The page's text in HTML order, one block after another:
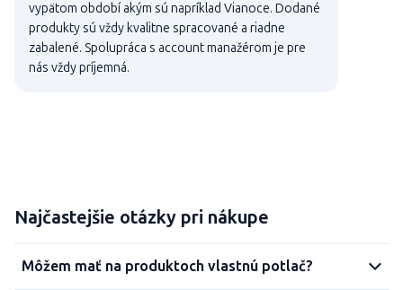
vypätom období akým sú napríklad Vianoce. Dodané
produkty sú vždy kvalitne spracované a riadne
zabalené. Spolupráca s account manažérom je pre
nás vždy príjemná.
Najčastejšie otázky pri nákupe
Môžem mať na produktoch vlastnú potlač?